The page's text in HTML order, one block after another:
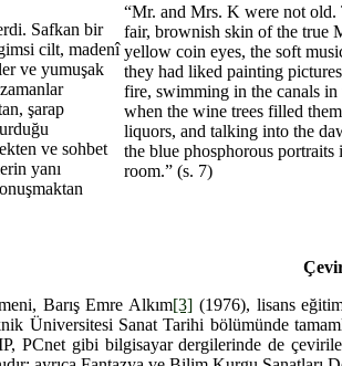
Safkan bir
cilt, madenî
ve yumuşak
şarap
ve sohbet
yanı
“Mr. and Mrs. K were not old.
fair, brownish skin of the true
yellow coin eyes, the soft
they had liked painting
fire, swimming in the canals in
when the wine trees filled
liquors, and talking into the
the blue phosphorous portraits
room.” (s. 7)
Barış Emre Alkım[3] (1976), lisans
Üniversitesi Sanat Tarihi bölümünde
PCnet gibi bilgisayar dergilerinde de